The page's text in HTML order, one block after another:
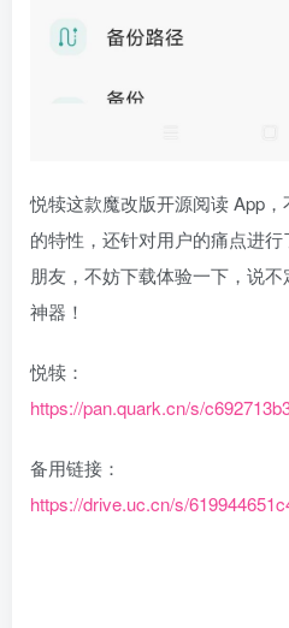
悦犊这款魔改版开源阅读 App
的特性，还针对用户的痛点进
朋友，不妨下载体验一下，说
神器！
悦犊：
https://pan.quark.cn/s/
备用链接：
https://drive.uc.cn/s/